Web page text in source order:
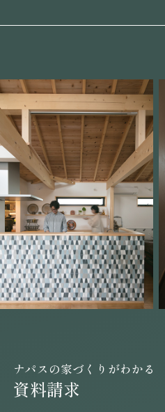
ナパスの家づくりがわかる
資料請求